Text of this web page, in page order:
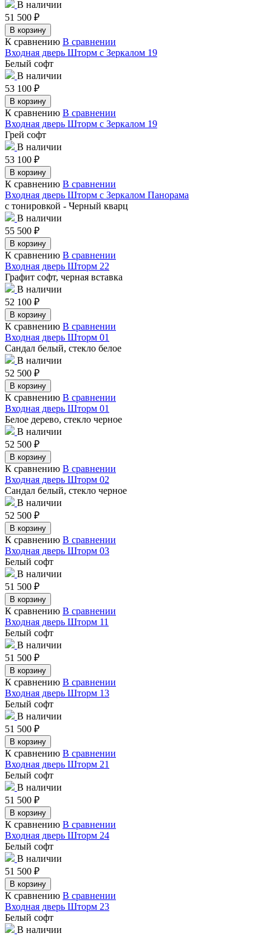
В наличии
51 500 ₽
В корзину
К сравнению В сравнении
Входная дверь Шторм с Зеркалом 19
Белый софт
В наличии
53 100 ₽
В корзину
К сравнению В сравнении
Входная дверь Шторм с Зеркалом 19
Грей софт
В наличии
53 100 ₽
В корзину
К сравнению В сравнении
Входная дверь Шторм с Зеркалом Панорама
с тонировкой - Черный кварц
В наличии
55 500 ₽
В корзину
К сравнению В сравнении
Входная дверь Шторм 22
Графит софт, черная вставка
В наличии
52 100 ₽
В корзину
К сравнению В сравнении
Входная дверь Шторм 01
Сандал белый, стекло белое
В наличии
52 500 ₽
В корзину
К сравнению В сравнении
Входная дверь Шторм 01
Белое дерево, стекло черное
В наличии
52 500 ₽
В корзину
К сравнению В сравнении
Входная дверь Шторм 02
Сандал белый, стекло черное
В наличии
52 500 ₽
В корзину
К сравнению В сравнении
Входная дверь Шторм 03
Белый софт
В наличии
51 500 ₽
В корзину
К сравнению В сравнении
Входная дверь Шторм 11
Белый софт
В наличии
51 500 ₽
В корзину
К сравнению В сравнении
Входная дверь Шторм 13
Белый софт
В наличии
51 500 ₽
В корзину
К сравнению В сравнении
Входная дверь Шторм 21
Белый софт
В наличии
51 500 ₽
В корзину
К сравнению В сравнении
Входная дверь Шторм 24
Белый софт
В наличии
51 500 ₽
В корзину
К сравнению В сравнении
Входная дверь Шторм 23
Белый софт
В наличии